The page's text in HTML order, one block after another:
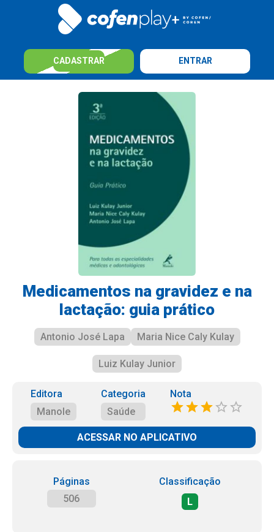
CADASTRAR ENTRAR
Medicamentos na gravidez e na
lactação: guia prático
Antonio José Lapa Maria Nice Caly Kulay
Luiz Kulay Junior
Editora
Manole
Categoria
Saúde
Nota
ACESSAR NO APLICATIVO
Páginas
506
Classificação
L